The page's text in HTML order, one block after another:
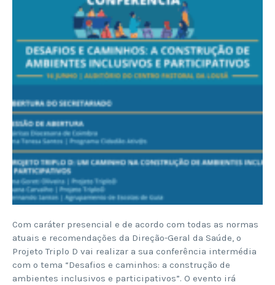
Com caráter presencial e de acordo com todas as normas
atuais e recomendações da Direção-Geral da Saúde, o
Projeto Triplo D vai realizar a sua conferência intermédia
com o tema “Desafios e caminhos: a construção de
ambientes inclusivos e participativos”. O evento irá